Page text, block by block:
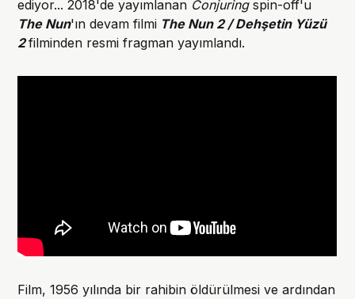
ediyor... 2018'de yayımlanan Conjuringspin-off'u
The Nun'ın devam filmi The Nun 2 / Dehşetin Yüzü
2filminden resmi fragman yayımlandı.
Film, 1956 yılında bir rahibin öldürülmesi ve ardından